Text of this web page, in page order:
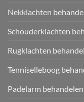
Nekklachten
Schouderklachten
Rugklachten
Tenniselleboog
Padelarm behandelen